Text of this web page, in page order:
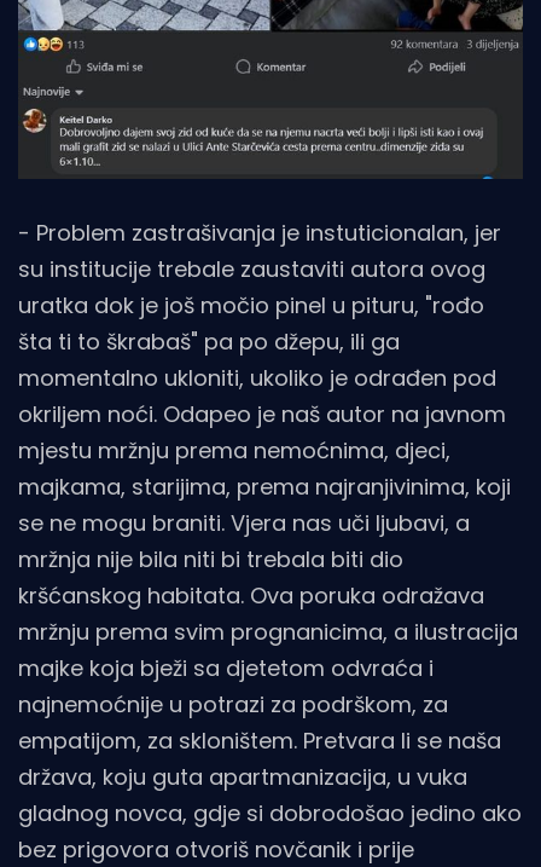
- Problem zastrašivanja je instuticionalan, jer
su institucije trebale zaustaviti autora ovog
uratka dok je još močio pinel u pituru, "rođo
šta ti to škrabaš" pa po džepu, ili ga
momentalno ukloniti, ukoliko je odrađen pod
okriljem noći. Odapeo je naš autor na javnom
mjestu mržnju prema nemoćnima, djeci,
majkama, starijima, prema najranjivinima, koji
se ne mogu braniti. Vjera nas uči ljubavi, a
mržnja nije bila niti bi trebala biti dio
kršćanskog habitata. Ova poruka odražava
mržnju prema svim prognanicima, a ilustracija
majke koja bježi sa djetetom odvraća i
najnemoćnije u potrazi za podrškom, za
empatijom, za skloništem. Pretvara li se naša
država, koju guta apartmanizacija, u vuka
gladnog novca, gdje si dobrodošao jedino ako
bez prigovora otvoriš novčanik i prije